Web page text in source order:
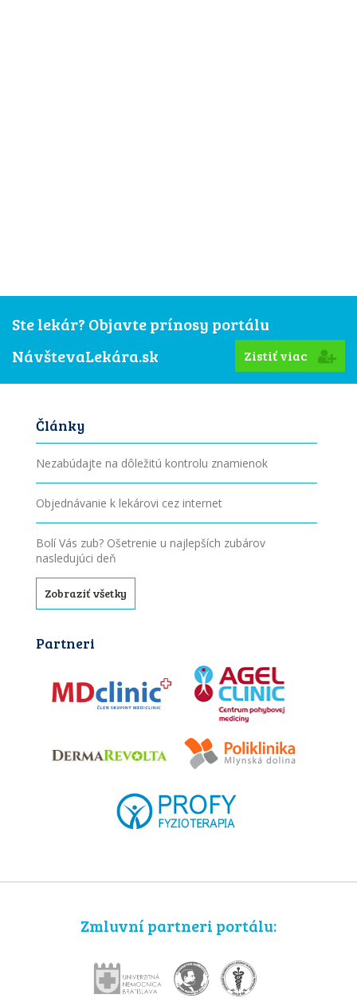
Ste lekár? Objavte prínosy portálu
NávštevaLekára.sk
Zistiť viac
Články
Nezabúdajte na dôležitú kontrolu znamienok
Objednávanie k lekárovi cez internet
Bolí Vás zub? Ošetrenie u najlepších zubárov
nasledujúci deň
Zobraziť všetky
Partneri
Zmluvní partneri portálu: